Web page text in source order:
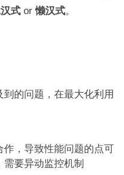
式or懒汉式。
的问题，在最大化利用
作，导致性能问题的点可
要异动监控机制